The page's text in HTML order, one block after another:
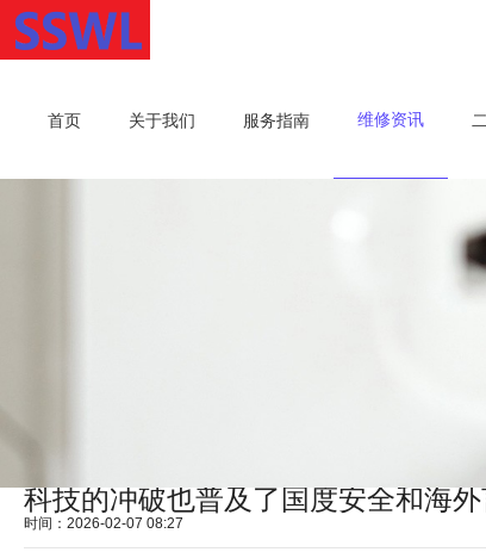
首页 关于我们 服务指南 维修资讯
科技的冲破也普及了国度安全和海
时间：2026-02-07 08:27